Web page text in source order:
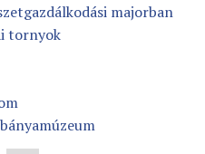
majorban
tornyok